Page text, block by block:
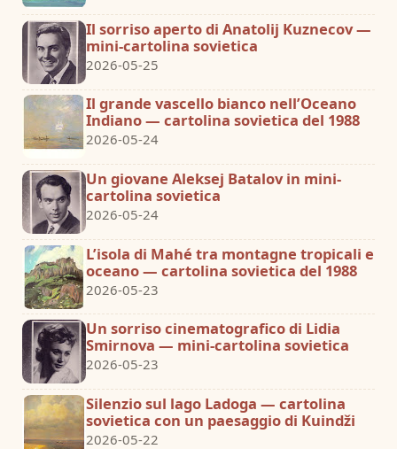
Il sorriso aperto di Anatolij Kuznecov —
mini-cartolina sovietica
2026-05-25
Il grande vascello bianco nell’Oceano
Indiano — cartolina sovietica del 1988
2026-05-24
Un giovane Aleksej Batalov in mini-
cartolina sovietica
2026-05-24
L’isola di Mahé tra montagne tropicali e
oceano — cartolina sovietica del 1988
2026-05-23
Un sorriso cinematografico di Lidia
Smirnova — mini-cartolina sovietica
2026-05-23
Silenzio sul lago Ladoga — cartolina
sovietica con un paesaggio di Kuindži
2026-05-22